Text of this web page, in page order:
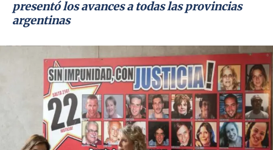
presentó los avances a todas las provincias
argentinas